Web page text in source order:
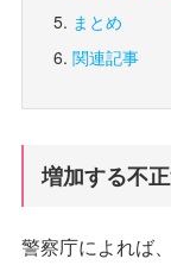
まとめ
関連記事
増加する不
警察庁によれば